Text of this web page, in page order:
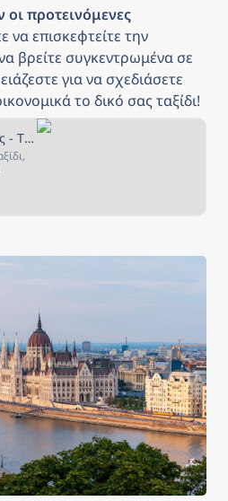
οι προτεινόμενες
να επισκεφτείτε την
βρείτε συγκεντρωμένα σε
για να σχεδιάσετε
το δικό σας ταξίδι!
Σχεδιάστε το ταξίδι σας - The Daily Traveller
στο